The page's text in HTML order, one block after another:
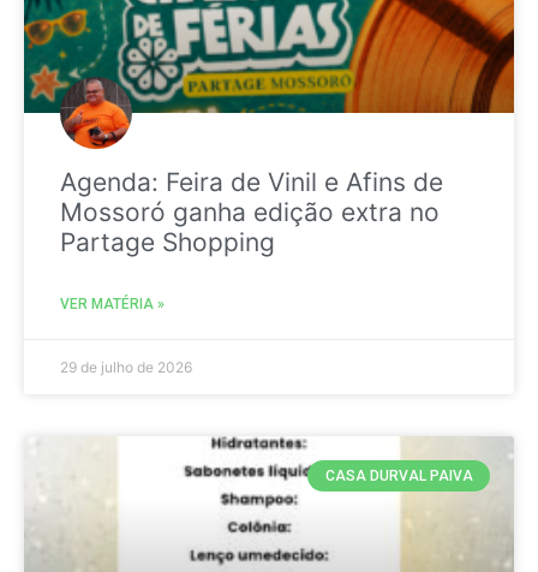
Agenda: Feira de Vinil e Afins de
Mossoró ganha edição extra no
Partage Shopping
VER MATÉRIA »
29 de julho de 2026
CASA DURVAL PAIVA